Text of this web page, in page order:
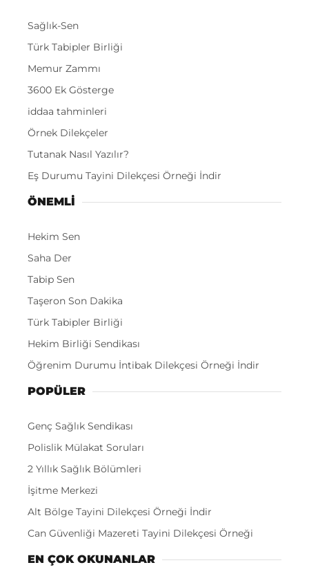
Sağlık-Sen
Türk Tabipler Birliği
Memur Zammı
3600 Ek Gösterge
iddaa tahminleri
Örnek Dilekçeler
Tutanak Nasıl Yazılır?
Eş Durumu Tayini Dilekçesi Örneği İndir
ÖNEMLI
Hekim Sen
Saha Der
Tabip Sen
Taşeron Son Dakika
Türk Tabipler Birliği
Hekim Birliği Sendikası
Öğrenim Durumu İntibak Dilekçesi Örneği İndir
POPÜLER
Genç Sağlık Sendikası
Polislik Mülakat Soruları
2 Yıllık Sağlık Bölümleri
İşitme Merkezi
Alt Bölge Tayini Dilekçesi Örneği İndir
Can Güvenliği Mazereti Tayini Dilekçesi Örneği
EN ÇOK OKUNANLAR